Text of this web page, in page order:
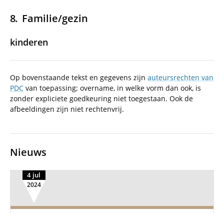
Familie/gezin
kinderen
Op bovenstaande tekst en gegevens zijn auteursrechten van
PDC van toepassing; overname, in welke vorm dan ook, is
zonder expliciete goedkeuring niet toegestaan. Ook de
afbeeldingen zijn niet rechtenvrij.
Nieuws
4 jul
2024